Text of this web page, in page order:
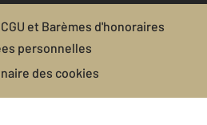
et Barèmes d'honoraires
personnelles
des cookies